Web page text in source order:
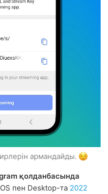
армандайды.
қолданбасында
пен Desktop-та 2022